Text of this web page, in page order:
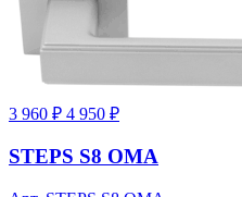
3 960 ₽ 4 950 ₽
STEPS S8 OMA